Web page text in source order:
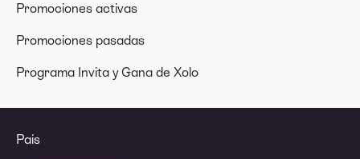
Promociones activas
Promociones pasadas
Programa Invita y Gana de Xolo
País